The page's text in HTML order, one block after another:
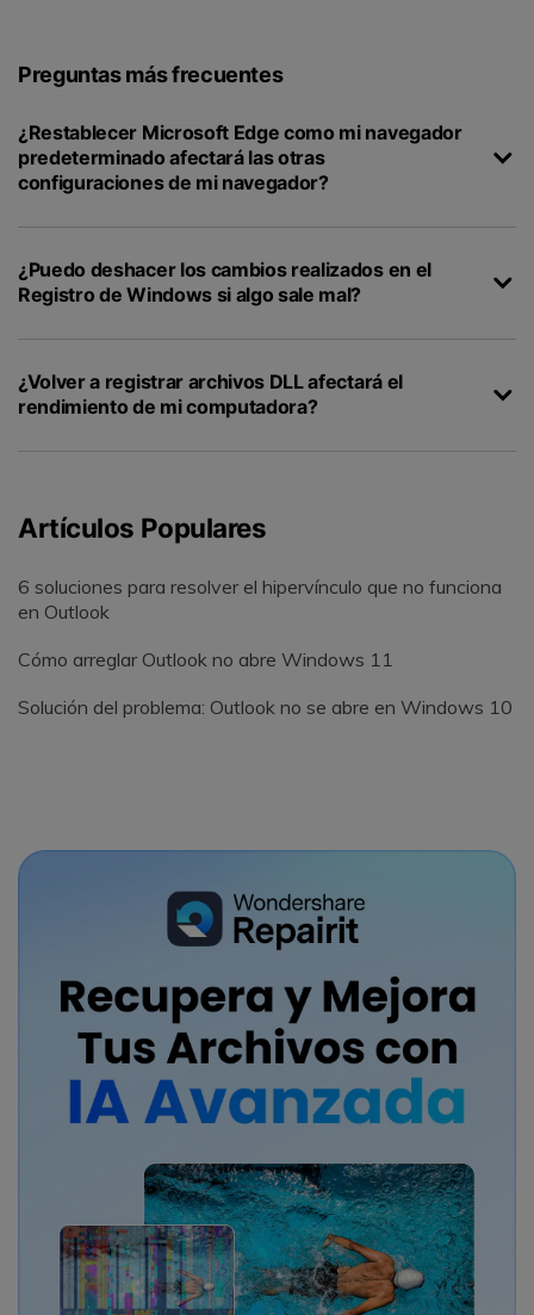
Preguntas más frecuentes
¿Restablecer Microsoft Edge como mi navegador
predeterminado afectará las otras
configuraciones de mi navegador?
¿Puedo deshacer los cambios realizados en el
Registro de Windows si algo sale mal?
¿Volver a registrar archivos DLL afectará el
rendimiento de mi computadora?
Artículos Populares
6 soluciones para resolver el hipervínculo que no funciona
en Outlook
Cómo arreglar Outlook no abre Windows 11
Solución del problema: Outlook no se abre en Windows 10